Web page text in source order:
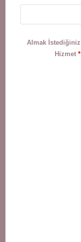
Almak İstediğiniz
Hizmet *